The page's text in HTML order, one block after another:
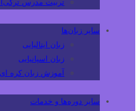
تربیت مدرس
سایر زبان‌ها
زبان ایتالیایی
زبان اسپانیایی
آموزش زبان کره ای
سایر دوره‌ها و خدمات